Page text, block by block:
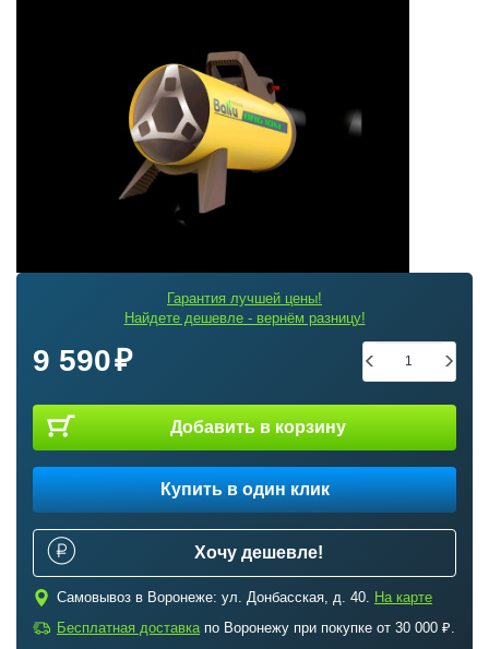
Гарантия лучшей цены!
Найдете дешевле - вернём разницу!
9 590
Добавить в корзину
Купить в один клик
Хочу дешевле!
c Самовывоз в Воронеже: ул. Донбасская, д. 40. На карте
a Бесплатная доставкапо Воронежу при покупке от 30 000 ₽.